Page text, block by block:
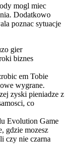
mogl miec
Dodatkowo
poznac sytuacje
gier
biznes
em Tobie
wygrane.
zyski pieniadze z
co
Evolution Game
gdzie mozesz
czy nie czarna